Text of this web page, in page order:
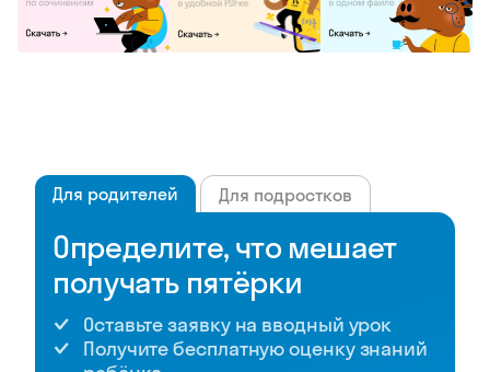
Для родителей Для подростков
Определите, что мешает
получать пятёрки
Оставьте заявку на вводный урок
Получите бесплатную оценку знаний